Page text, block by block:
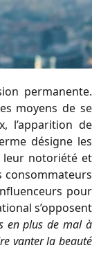
permanente.
moyens de se
l’apparition de
désigne les
leur notoriété et
consommateurs
pour
s’opposent
en plus de mal à
vanter la beauté